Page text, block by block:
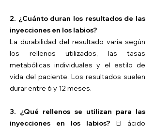
2. ¿Cuánto duran los resultados de las
inyecciones en los labios?
La durabilidad del resultado varía según
los rellenos utilizados, las tasas
metabólicas individuales y el estilo de
vida del paciente. Los resultados suelen
durar entre 6 y 12 meses.
3. ¿Qué rellenos se utilizan para las
inyecciones en los labios? El ácido